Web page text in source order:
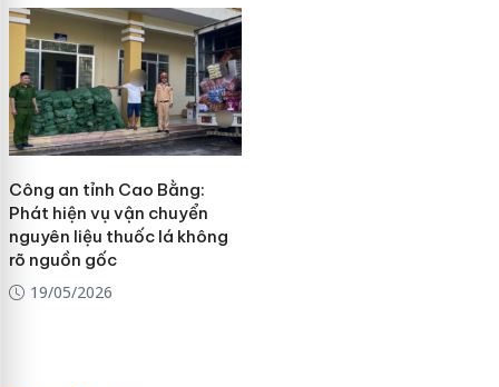
Công an tỉnh Cao Bằng:
Phát hiện vụ vận chuyển
nguyên liệu thuốc lá không
rõ nguồn gốc
19/05/2026